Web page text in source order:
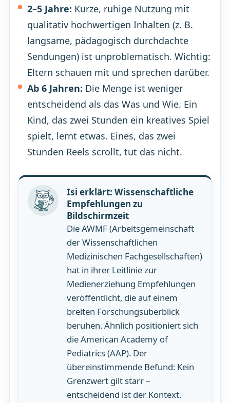
2–5 Jahre: Kurze, ruhige Nutzung mit
qualitativ hochwertigen Inhalten (z. B.
langsame, pädagogisch durchdachte
Sendungen) ist unproblematisch. Wichtig:
Eltern schauen mit und sprechen darüber.
Ab 6 Jahren: Die Menge ist weniger
entscheidend als das Was und Wie. Ein
Kind, das zwei Stunden ein kreatives Spiel
spielt, lernt etwas. Eines, das zwei
Stunden Reels scrollt, tut das nicht.
Isi erklärt: Wissenschaftliche
Empfehlungen zu
Bildschirmzeit
Die AWMF (Arbeitsgemeinschaft
der Wissenschaftlichen
Medizinischen Fachgesellschaften)
hat in ihrer Leitlinie zur
Medienerziehung Empfehlungen
veröffentlicht, die auf einem
breiten Forschungsüberblick
beruhen. Ähnlich positioniert sich
die American Academy of
Pediatrics (AAP). Der
übereinstimmende Befund: Kein
Grenzwert gilt starr –
entscheidend ist der Kontext.